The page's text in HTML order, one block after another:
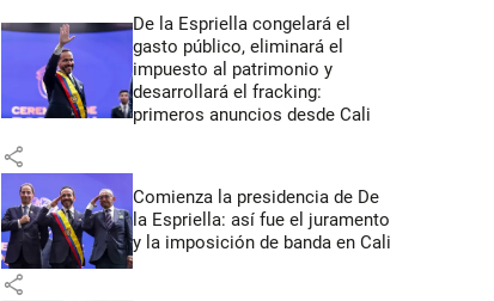
De la Espriella congelará el
gasto público, eliminará el
impuesto al patrimonio y
desarrollará el fracking:
primeros anuncios desde Cali
share
Comienza la presidencia de De
la Espriella: así fue el juramento
y la imposición de banda en Cali
share